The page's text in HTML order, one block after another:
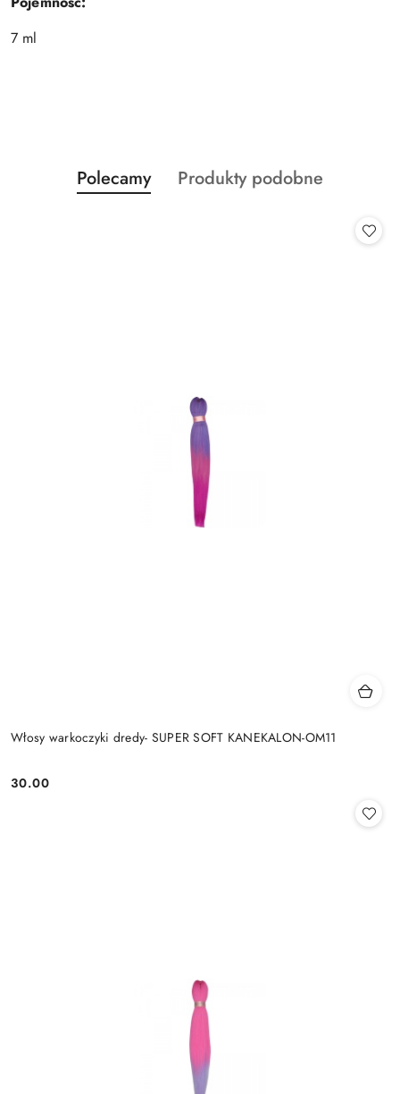
7 ml
Pomiń karuzelę produktów
Produkty
o
Polecamy
Produkty
Produkty podobne
Włosy warkoczyki dredy- SUPER SOFT KANEKALON-OM11
Cena:
30.00